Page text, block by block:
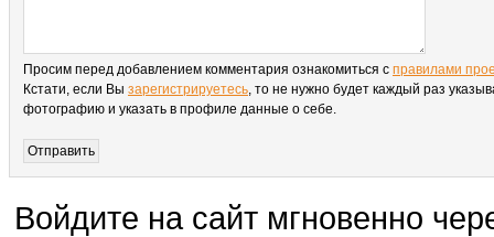
Просим перед добавлением комментария ознакомиться с правилами
Кстати, если Вы зарегистрируетесь, то не нужно будет каждый раз
фотографию и указать в профиле данные о себе.
Войдите на сайт мгновенно